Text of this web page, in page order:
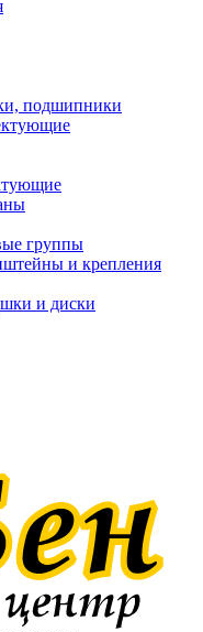
подшипники
группы
и крепления
и диски